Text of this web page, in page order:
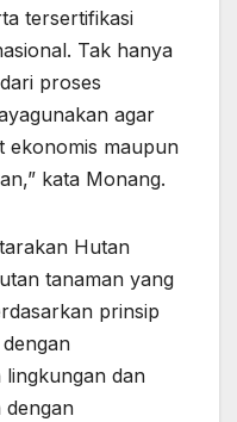
tersertifikasi
Tak hanya
proses
agar
ekonomis maupun
kata Monang.
Hutan
tanaman yang
prinsip
lingkungan dan
dengan